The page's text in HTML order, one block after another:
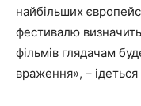
найбільших
фестивалю
фільмів глядачам
враження», –